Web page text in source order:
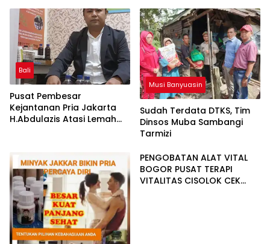
Bali
Pusat Pembesar
Kejantanan Pria Jakarta
H.Abdulazis Atasi Lemah
Musi Banyuasin
Sudah Terdata DTKS, Tim
Dinsos Muba Sambangi
Tarmizi
PENGOBATAN ALAT VITAL
BOGOR PUSAT TERAPI
VITALITAS CISOLOK CEK